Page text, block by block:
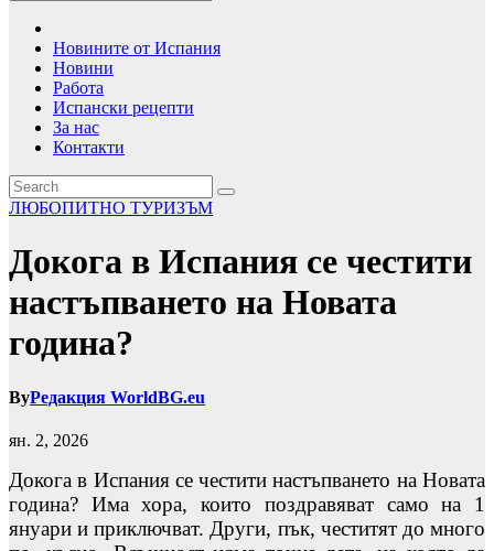
Новините от Испания
Новини
Работа
Испански рецепти
За нас
Контакти
ЛЮБОПИТНО ТУРИЗЪМ
Докога в Испания се честити
настъпването на Новата
година?
ByРедакция WorldBG.eu
ян. 2, 2026
Докога в Испания се честити настъпването на Новата
година? Има хора, които поздравяват само на 1
януари и приключват. Други, пък, честитят до много